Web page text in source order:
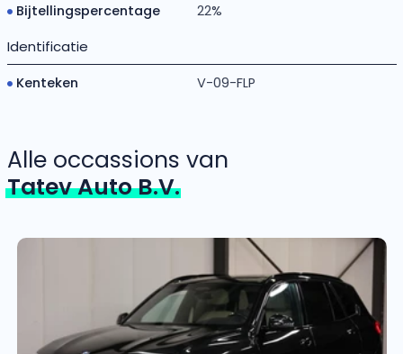
Bijtellingspercentage
22%
Identificatie
Kenteken V-09-FLP
Alle occassions van
Tatev Auto B.V.